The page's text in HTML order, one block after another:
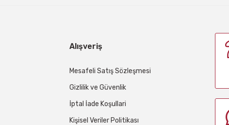
Alışveriş
Mesafeli Satış Sözleşmesi
Gizlilik ve Güvenlik
İptal İade Koşullari
Kişisel Veriler Politikası